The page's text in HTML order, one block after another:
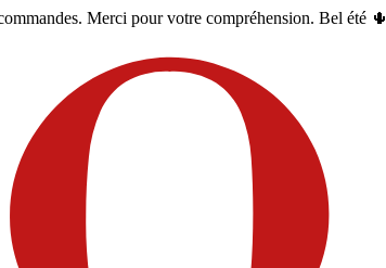
Merci pour votre compréhension. Bel été 🌵